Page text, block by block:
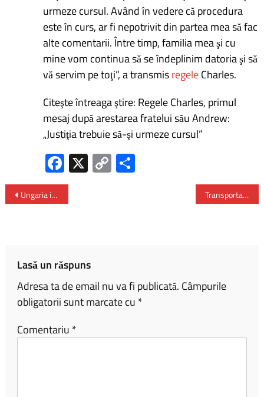
urmeze cursul. Având în vedere că procedura
este în curs, ar fi nepotrivit din partea mea să fac
alte comentarii. Între timp, familia mea şi cu
mine vom continua să se îndeplinim datoria şi să
vă servim pe toţi”, a transmisregeleCharles.
Citeşte întreaga ştire: Regele Charles, primul
mesaj după arestarea fratelui său Andrew:
„Justiţia trebuie să-şi urmeze cursul”
Fa
ce
b
X C
o
Ungaria ia în calcul întreruperea exporturilor de energie electrică şi gaze către Ucraina Transportatorii rutieri din România plătesc cel mai ridicat preţ la motorină din regiune
Lasă un răspuns
Adresa ta de email nu va fi publicată. Câmpurile
obligatorii sunt marcate cu *
Comentariu *